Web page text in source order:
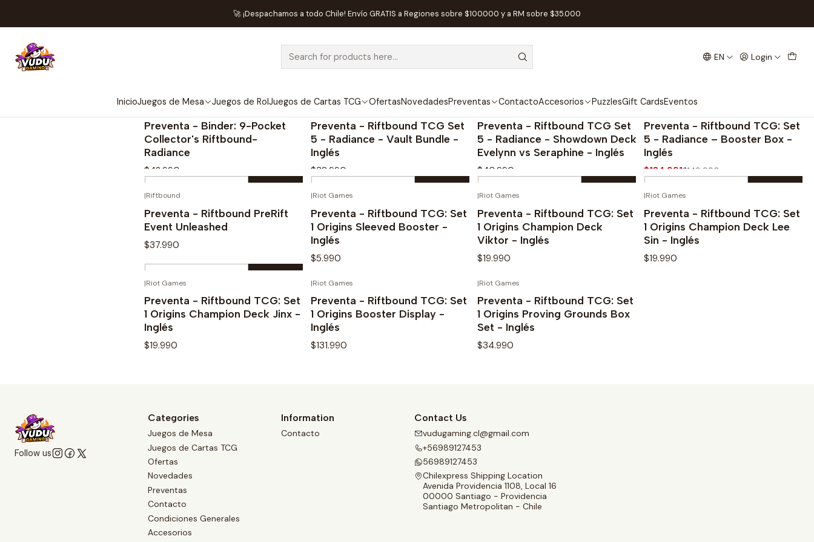
EN Login
InicioJuegos de Mesa Juegos de RolJuegos de Cartas TCG OfertasNovedadesPreventas ContactoAccesorios PuzzlesGift CardsEventos
🚀 ¡Despachamos a todo Chile! Envío GRATIS a Regiones sobre $100.000 y a RM sobre $35.000
Home Juegos de Cartas TCG Riftbound Preventas Riftbound
Preventas Riftbound
¡PREVENTA!
Riftbound
Preventa - Binder: 9-Pocket
Collector's Riftbound-
Radiance
$42.990
Quantity
Buy now
Preventa - Riftbound TCG Set
5 - Radiance - Vault Bundle -
Inglés
$38.990
Quantity
Buy now
Preventa - Riftbound TCG Set
5 - Radiance - Showdown Deck
Evelynn vs Seraphine - Inglés
$40.990
Quantity
Buy now
-10%
Preventa - Riftbound TCG: Set
5 - Radiance – Booster Box -
Inglés
$134.991$149.990
Quantity
Buy now
|Riftbound
Preventa - Riftbound PreRift
Event Unleashed
$37.990
Quantity
Buy now
|Riot Games
Preventa - Riftbound TCG: Set
1 Origins Sleeved Booster -
Inglés
$5.990
|Riot Games
Preventa - Riftbound TCG: Set
1 Origins Champion Deck
Viktor - Inglés
$19.990
|Riot Games
Preventa - Riftbound TCG: Set
1 Origins Champion Deck Lee
Sin - Inglés
$19.990
|Riot Games
Preventa - Riftbound TCG: Set
1 Origins Champion Deck Jinx -
Inglés
$19.990
|Riot Games
Preventa - Riftbound TCG: Set
1 Origins Booster Display -
Inglés
$131.990
|Riot Games
Preventa - Riftbound TCG: Set
1 Origins Proving Grounds Box
Set - Inglés
$34.990
Follow us
Categories
Juegos de Mesa
Juegos de Cartas TCG
Ofertas
Novedades
Preventas
Contacto
Condiciones Generales
Accesorios
Information
Contacto
Contact Us
vudugaming.cl@gmail.com
+56989127453
56989127453
Chilexpress Shipping Location
Avenida Providencia 1108, Local 16
00000 Santiago - Providencia
Santiago Metropolitan - Chile